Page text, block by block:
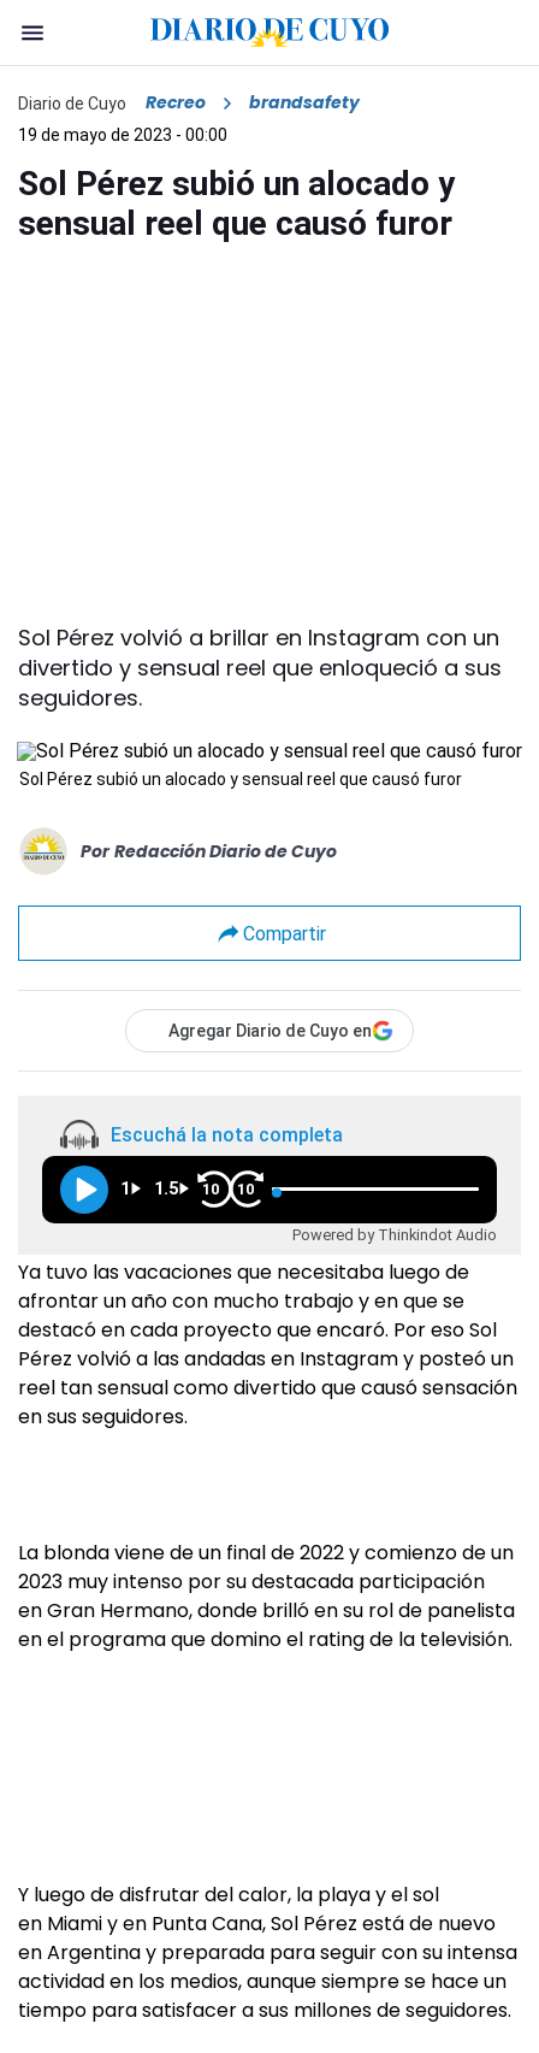
Diario de Cuyo Recreo brandsafety
19 de mayo de 2023 - 00:00
Sol Pérez subió un alocado y
sensual reel que causó furor
Sol Pérez volvió a brillar en Instagram con un
divertido y sensual reel que enloqueció a sus
seguidores.
Sol Pérez subió un alocado y sensual reel que causó furor
Por Redacción Diario de Cuyo
Compartir
Agregar Diario de Cuyo en
Escuchá la nota completa
1 1.5 10 10
Powered by Thinkindot Audio
Ya tuvo las vacaciones que necesitaba luego de
afrontar un año con mucho trabajo y en que se
destacó en cada proyecto que encaró. Por eso Sol
Pérez volvió a las andadas en Instagram y posteó un
reel tan sensual como divertido que causó sensación
en sus seguidores.
La blonda viene de un final de 2022 y comienzo de un
2023 muy intenso por su destacada participación
en Gran Hermano, donde brilló en su rol de panelista
en el programa que domino el rating de la televisión.
Y luego de disfrutar del calor, la playa y el sol
en Miami y en Punta Cana, Sol Pérez está de nuevo
en Argentina y preparada para seguir con su intensa
actividad en los medios, aunque siempre se hace un
tiempo para satisfacer a sus millones de seguidores.